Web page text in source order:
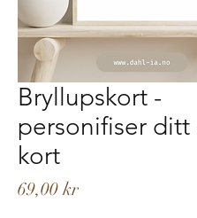
Bryllupskort -
personifiser
kort
69,00 krPris